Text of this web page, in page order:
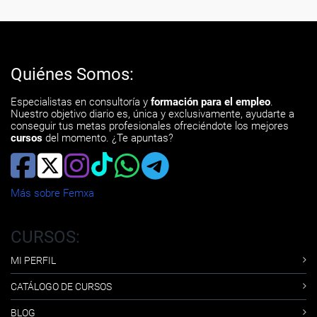
Quiénes Somos:
Especialistas en consultoría y formación para el empleo.
Nuestro objetivo diario es, única y exclusivamente, ayudarte a
conseguir tus metas profesionales ofreciéndote los mejores
cursos del momento. ¿Te apuntas?
Más sobre Femxa
CURSOS:
MI PERFIL
CATÁLOGO DE CURSOS
BLOG